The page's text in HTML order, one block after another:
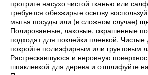
протрите насухо чистой тканью или
требуется обезжирьте основу
мытья посуды или (в сложном случае)
Полированные, лаковые, окрашенные
подходят для поклейки пленкой.
покройте полиэфирным или грунтовым
Растрескавшуюся и неровную
шпаклевкой для дерева и отшлифуйте